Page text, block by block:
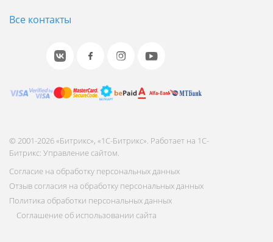
Все контакты
© 2001-2026 «Битрикс», «1С-Битрикс». Работает на 1С-
Битрикс: Управление сайтом.
Согласие на обработку персональных данных
Отзыв согласия на обработку персональных данных
Политика обработки персональных данных
Соглашение об использовании сайта